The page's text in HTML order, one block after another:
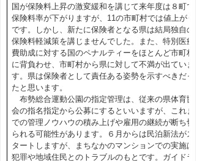
国が保険料上昇の激変緩和を講じて来年度は８町で
保険料率が下がりますが、11の市町村では値上がり
です。しかし、新たに保険者となる県は結局独自の
保険料軽減策を講じませんでした。また、特別医療
費助成に対する国のペナルティーをほとんど市町村
に背負わせ、市町村から県に対して不満が出ていま
す。県は保険者として責任ある姿勢を示すべきだっ
たと思います。
布勢総合運動公園の指定管理は、従来の県体育協
会の指名指定から公募にするといいますが、これま
での管理ノウハウの積み上げや雇用の継続が断ち切
られる可能性があります。６月からは民泊新法がス
タートしますが、まちなかのマンションでの実施は
犯罪や地域住民とのトラブルのもとです。ガイドラ